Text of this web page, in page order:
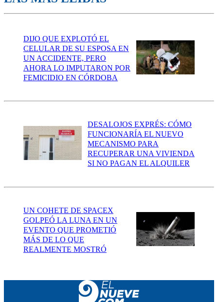
DIJO QUE EXPLOTÓ EL
CELULAR DE SU ESPOSA EN
UN ACCIDENTE, PERO
AHORA LO IMPUTARON POR
FEMICIDIO EN CÓRDOBA
DESALOJOS EXPRÉS: CÓMO
FUNCIONARÍA EL NUEVO
MECANISMO PARA
RECUPERAR UNA VIVIENDA
SI NO PAGAN EL ALQUILER
UN COHETE DE SPACEX
GOLPEÓ LA LUNA EN UN
EVENTO QUE PROMETIÓ
MÁS DE LO QUE
REALMENTE MOSTRÓ